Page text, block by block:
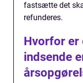
fastsætte det
refunderes.
Hvorfor er
indsende